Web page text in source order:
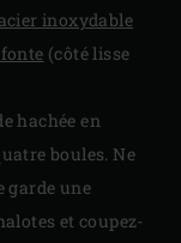
inoxydable
(côté lisse
hachée en
boules. Ne
garde une
et coupez-